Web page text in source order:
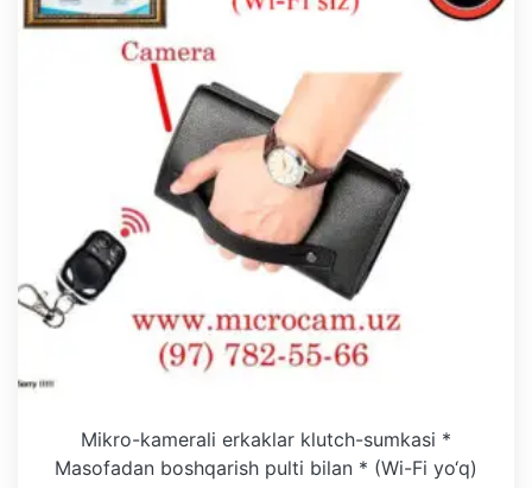
Mikro-kamerali erkaklar klutch-sumkasi *
Masofadan boshqarish pulti bilan * (Wi-Fi yo‘q)